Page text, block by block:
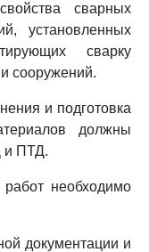
сварных
установленных
сварку
и сооружений.
и подготовка
должны
и ПТД.
необходимо
документации и